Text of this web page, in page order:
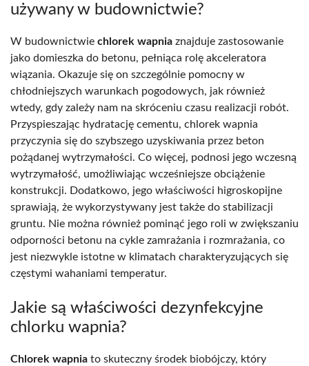
używany w budownictwie?
W budownictwie chlorek wapnia znajduje zastosowanie
jako domieszka do betonu, pełniąca rolę akceleratora
wiązania. Okazuje się on szczególnie pomocny w
chłodniejszych warunkach pogodowych, jak również
wtedy, gdy zależy nam na skróceniu czasu realizacji robót.
Przyspieszając hydratację cementu, chlorek wapnia
przyczynia się do szybszego uzyskiwania przez beton
pożądanej wytrzymałości. Co więcej, podnosi jego wczesną
wytrzymałość, umożliwiając wcześniejsze obciążenie
konstrukcji. Dodatkowo, jego właściwości higroskopijne
sprawiają, że wykorzystywany jest także do stabilizacji
gruntu. Nie można również pominąć jego roli w zwiększaniu
odporności betonu na cykle zamrażania i rozmrażania, co
jest niezwykle istotne w klimatach charakteryzujących się
częstymi wahaniami temperatur.
Jakie są właściwości dezynfekcyjne
chlorku wapnia?
Chlorek wapnia to skuteczny środek biobójczy, który